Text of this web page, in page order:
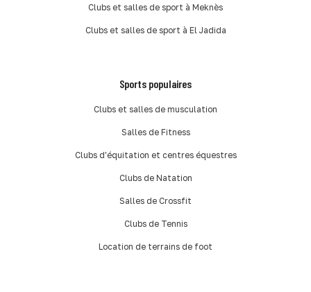
Clubs et salles de sport à Meknès
Clubs et salles de sport à El Jadida
Sports populaires
Clubs et salles de musculation
Salles de Fitness
Clubs d'équitation et centres équestres
Clubs de Natation
Salles de Crossfit
Clubs de Tennis
Location de terrains de foot